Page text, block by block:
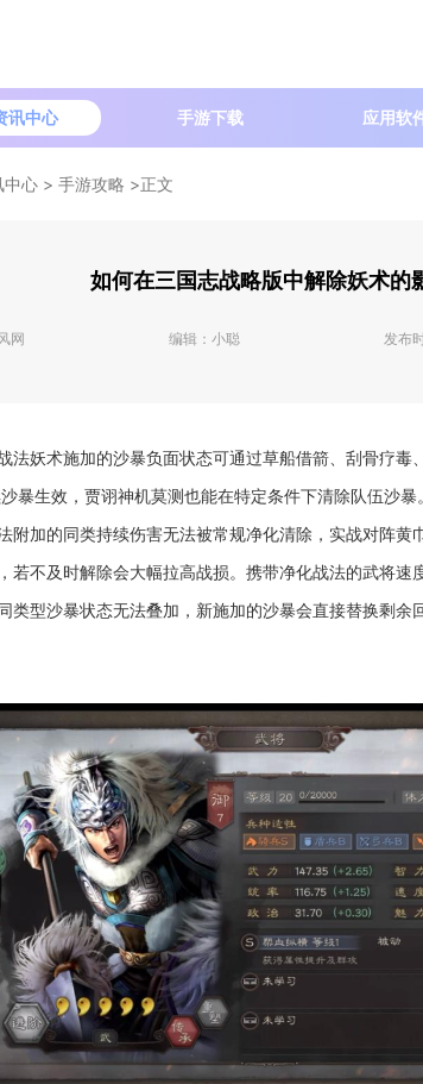
讯中心 手游下载 应用软
中心 > 手游攻略 >正文
如何在三国志战略版中解除妖术的
网 编辑： 小聪 发布
法妖术施加的沙暴负面状态可通过草船借箭、刮骨疗
暴生效，贾诩神机莫测也能在特定条件下清除队伍沙
附加的同类持续伤害无法被常规净化清除，实战对阵黄
若不及时解除会大幅拉高战损。携带净化战法的武将
类型沙暴状态无法叠加，新施加的沙暴会直接替换剩余